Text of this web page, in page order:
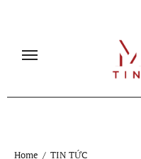
content
Home
TIN TỨC